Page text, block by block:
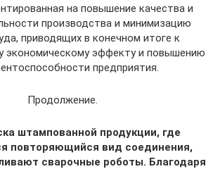
на повышение качества и
производства и минимизацию
приводящих в конечном итоге к
экономическому эффекту и повышению
предприятия.
Продолжение.
штампованной продукции, где
повторяющийся вид соединения,
сварочные роботы. Благодаря